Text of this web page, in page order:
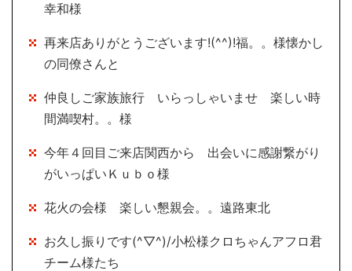
幸和様
再来店ありがとうございます!(^^)!福。。様懐かし
の同僚さんと
仲良しご家族旅行 いらっしゃいませ 楽しい時
間満喫村。。様
今年４回目ご来店関西から 出会いに感謝繋がり
がいっぱいＫｕｂｏ様
花火の会様 楽しい懇親会。。遠路東北
お久し振りです(^▽^)/小松様クロちゃんアフロ君
チーム様たち